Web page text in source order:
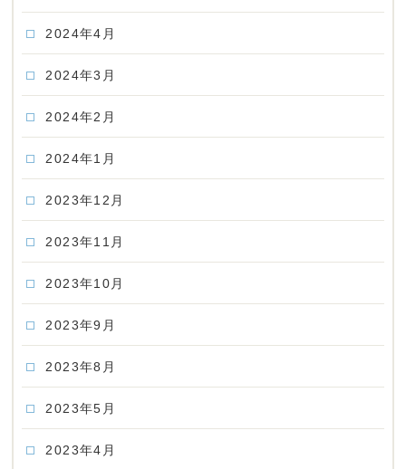
2024年4月
2024年3月
2024年2月
2024年1月
2023年12月
2023年11月
2023年10月
2023年9月
2023年8月
2023年5月
2023年4月